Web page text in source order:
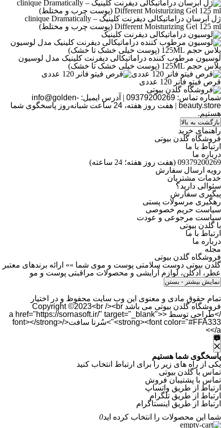
ژل آبرسان دراماتیکالی دیفرنت کلینیک – clinique Dramatically
Different Moisturizing Gel 125 ml (پوست چرب و مختلط)
لوسیون مرطوب کننده دراماتیکالی دیفرنت کلینیک مدل لوسیون
پلاس حجم 125ML (پوست خیلی خشک تا خشک)
قرص فیتو فانر 120 عددی
شماره تماس: 09379200269
| آدرس ایمیل: info@golden-
beauty.store
|
هفت روز هفته، 24 ساعت شبانه‌روز پاسخگوی شما
هستیم.
بازگشت به بالا
راهنمای خرید
فروشگاه گلدن بیوتی
ارتباط با ما
درباره ما
09379200269 (هفت روز هفته؛ 24 ساعته)
رویه ارسال سفارش
خدمات مشتریان
سئوالی دارید؟
پیگیری سفارش
رهگیری مرسولات پستی
سیاست حریم خصوصی
سیاست مرجوعی و عودت
با گلدن بیوتی
ارتباط با ما
درباره ما
مجله
فروشگاه گلدن بیوتی
گلدن بیوتی دوست سلامتی پوست و موی شما »» ارائه برندهای معتبر
عطر، ادکلن، لوازم آرایشی و محصولات مراقبتی پوست و مو
نمایش بیشتر - بستن
تمام حقوق مادی و معنوی این وب سایت محفوظ و در اختیار
فروشگاه گلدن بیوتی می باشد Copyright ©2023<br /><br
/>طراحی توسط <a href="https://sornasoft.ir/" target="_blank">
<strong><font color="#FFA333">سُرنا سافت</font></strong>
</a>
پاسخگوی شما هستیم
یکی از راه های زیر را برای ارتباط انتخاب کنید
تماس با گلدن بیوتی
تماس با پشتیبان فروش
ارتباط از طریق واتساپ
ارتباط از طریق تلگرام
ارتباط از طریق اینستاگرام
شما این محصولات را انتخاب کرده اید0